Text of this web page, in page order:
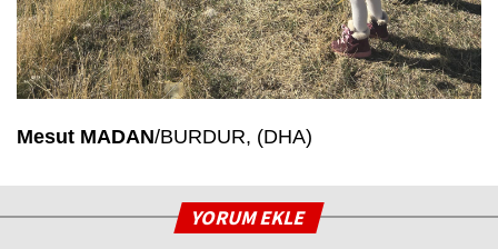
Mesut MADAN/BURDUR, (DHA)
YORUM EKLE